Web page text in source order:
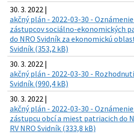
30. 3. 2022 |
akčný plán - 2022-03-30 -
zástupcov sociálno-ekonomických
do NRO Svidník za ekonomickú
Svidník (353,2 kB)
30. 3. 2022 |
akčný plán - 2022-03-30 -
Svidník (990,4 kB)
30. 3. 2022 |
akčný plán - 2022-03-30 -
zástupcu obcí a miest patriacich do
RV NRO Svidník (333,8 kB)